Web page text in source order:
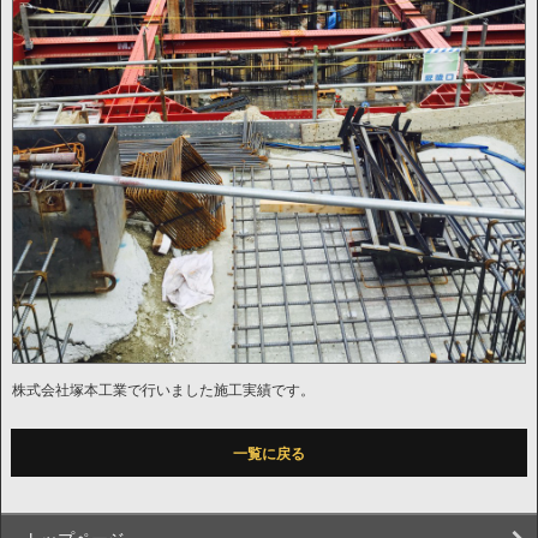
株式会社塚本工業で行いました施工実績です。
一覧に戻る